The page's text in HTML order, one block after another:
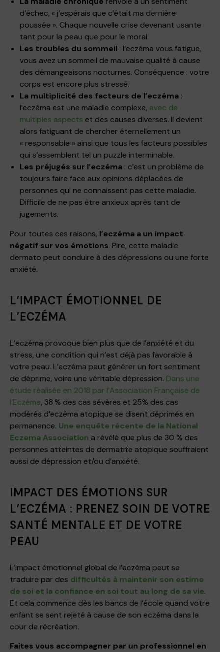
d’échec, « j’espérais que c’était ma dernière
poussée ». Chaque nouvelle crise devenant usante
tant pour la peau que pour le moral.
Les troubles du sommeil : l’eczéma vous fatigue,
vous avez un sommeil de mauvaise qualité à cause
des démangeaisons nocturnes. Conséquence : votre
corps est encore plus stressé.
La multiplicité des facteurs de l’eczéma :
l’eczéma est une maladie complexe, avec de
multiples aspects et des causes diverses. Il devient
alors fatiguant de chercher éternellement un
« responsable » ainsi que tous les facteurs possibles
qui s’assemblent tel un puzzle interminable.
Les préjugés sur l’eczéma : c’est un problème de
toujours faire face aux opinions déplacées de
personnes qui ne connaissent pas cette maladie.
Difficile de ne pas être anxieux après tant de
jugements.
Pour toutes ces raisons, l’eczéma a un impact
négatif sur vos émotions. Pire, cette maladie
dermato peut conduire à des dépressions ou une forte
anxiété.
L’IMPACT ÉMOTIONNEL DE
L’ECZÉMA
L’eczéma provoque bien plus que de l’anxiété et du
stress, une condition qui n’est déjà pas favorable à
votre peau. L’eczéma peut générer un fort sentiment
de déprime, voire une véritable dépression. Dans une
étude réalisée en 2018 par l’Association Française de
l’Eczéma, 38 % des cas sévères et 25% des cas
modérés d’eczéma atopique se disent déprimés en
permanence. Une enquête récente de la National
Eczema Association a révélé que plus de 30 % des
personnes atteintes de dermatite atopique souffraient
aussi de dépression et/ou d’anxiété.
IMPACT DES ÉMOTIONS SUR
L’ECZÉMA : PRENEZ SOIN DE VOTRE
SANTÉ MENTALE ET DE VOTRE
PEAU
L’impact émotionnel global de l’eczéma peut se
traduire par des difficultés à maintenir son estime
de soi et la confiance en soi tout au long de sa vie.
Et cela commence dès les bancs de l’école quand votre
enfant se sent rejeté à cause de son eczéma dans la
cour de récréation.
Faites vous accompagner par un professionnel en